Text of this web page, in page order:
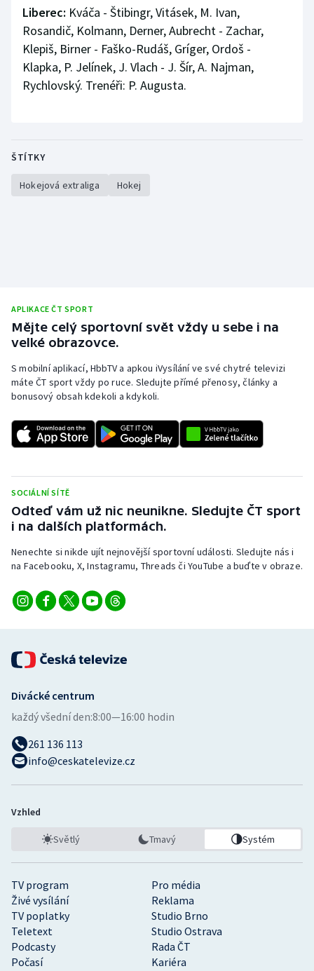
Liberec: Kváča - Štibingr, Vitásek, M. Ivan,
Rosandič, Kolmann, Derner, Aubrecht - Zachar,
Klepiš, Birner - Faško-Rudáš, Gríger, Ordoš -
Klapka, P. Jelínek, J. Vlach - J. Šír, A. Najman,
Rychlovský. Trenéři: P. Augusta.
ŠTÍTKY
Hokejová extraliga Hokej
APLIKACE ČT SPORT
Mějte celý sportovní svět vždy u sebe i na
velké obrazovce.
S mobilní aplikací, HbbTV a apkou iVysílání ve své chytré televizi
máte ČT sport vždy po ruce. Sledujte přímé přenosy, články a
bonusový obsah kdekoli a kdykoli.
SOCIÁLNÍ SÍTĚ
Odteď vám už nic neunikne. Sledujte ČT sport
i na dalších platformách.
Nenechte si nikde ujít nejnovější sportovní události. Sledujte nás i
na Facebooku, X, Instagramu, Threads či YouTube a buďte v obraze.
TV program
Pro média
Živé vysílání
Reklama
TV poplatky
Studio Brno
Teletext
Studio Ostrava
Podcasty
Rada ČT
Počasí
Kariéra
Divácké centrum
každý všední den:8:00—16:00 hodin
261 136 113
info@ceskatelevize.cz
Vzhled
Světlý Tmavý Systém